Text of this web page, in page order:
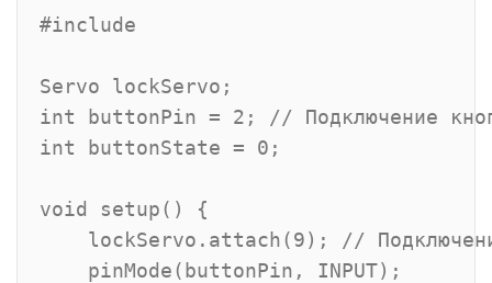
#include
Servo lockServo;
int buttonPin = 2; // Подключение
int buttonState = 0;
void setup() {
lockServo.attach(9); //
    pinMode(buttonPin, INPUT);